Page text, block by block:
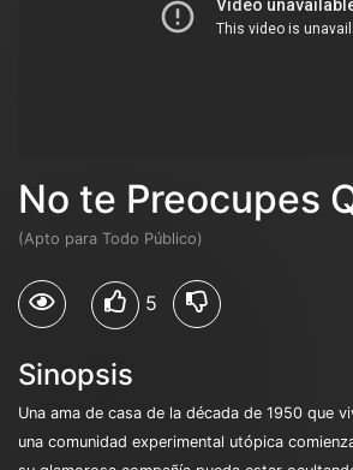
No te Preocupes
(Apto para Todo Público)
5
Sinopsis
Una ama de casa de la década de 1950 que
una comunidad experimental utópica